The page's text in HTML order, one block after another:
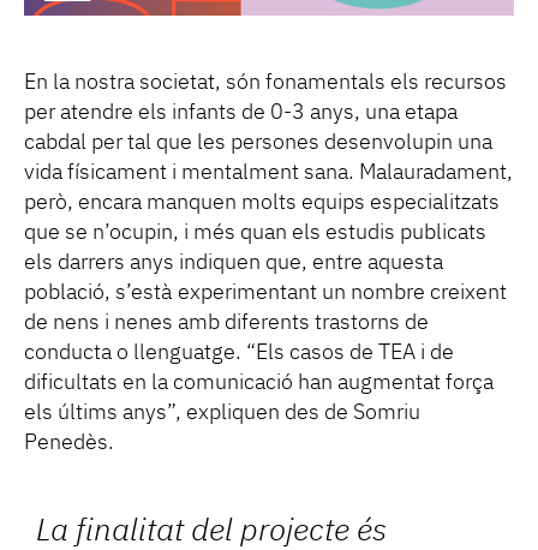
En la nostra societat, són fonamentals els recursos
per atendre els infants de 0-3 anys, una etapa
cabdal per tal que les persones desenvolupin una
vida físicament i mentalment sana. Malauradament,
però, encara manquen molts equips especialitzats
que se n’ocupin, i més quan els estudis publicats
els darrers anys indiquen que, entre aquesta
població, s’està experimentant un nombre creixent
de nens i nenes amb diferents trastorns de
conducta o llenguatge. “Els casos de TEA i de
dificultats en la comunicació han augmentat força
els últims anys”, expliquen des de Somriu
Penedès.
La finalitat del projecte és